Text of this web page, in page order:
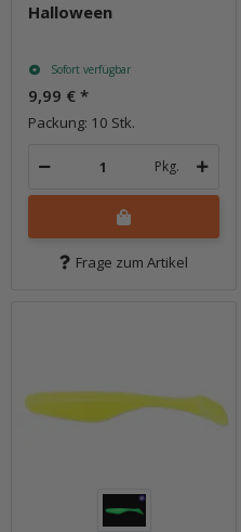
Halloween
Sofort verfügbar
9,99 € *
Packung: 10 Stk.
Pkg.
Frage zum Artikel